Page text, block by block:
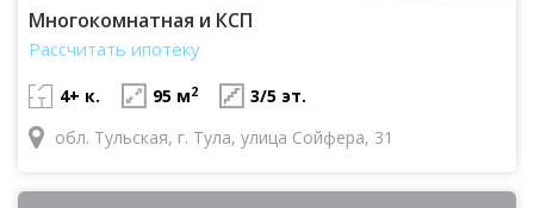
Многокомнатная и КСП
Рассчитать ипотеку
4+ к. 95 м2
3/5 эт.
обл. Тульская, г. Тула, улица Сойфера, 31